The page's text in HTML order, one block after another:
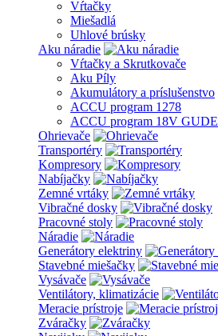
Vŕtačky
Miešadlá
Uhlové brúsky
Aku náradie
Vŕtačky a Skrutkovače
Aku Píly
Akumulátory a príslušenstvo
ACCU program 1278
ACCU program 18V GUDE
Ohrievače
Transportéry
Kompresory
Nabíjačky
Zemné vrtáky
Vibračné dosky
Pracovné stoly
Náradie
Generátory elektriny
Stavebné miešačky
Vysávače
Ventilátory, klimatizácie
Meracie prístroje
Zváračky